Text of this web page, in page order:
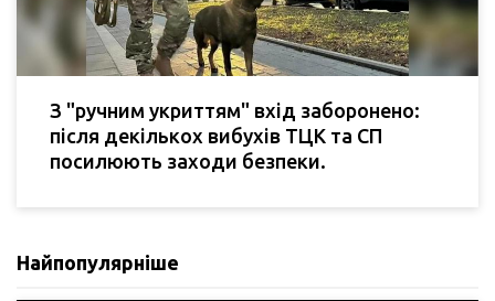
З "ручним укриттям" вхід заборонено:
після декількох вибухів ТЦК та СП
посилюють заходи безпеки.
Найпопулярніше